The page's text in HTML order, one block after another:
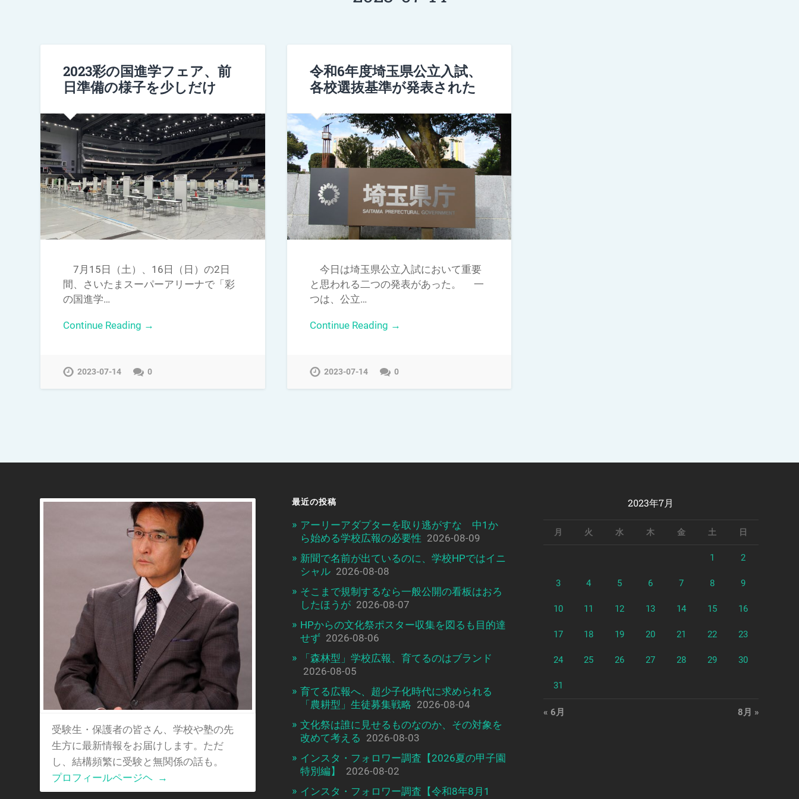
2023彩の国進学フェア、前
日準備の様子を少しだけ
7月15日（土）、16日（日）の2日
間、さいたまスーパーアリーナで「彩
の国進学…
Continue Reading →
2023-07-14 0
令和6年度埼玉県公立入試、
各校選抜基準が発表された
今日は埼玉県公立入試において重要
と思われる二つの発表があった。 一
つは、公立…
Continue Reading →
2023-07-14 0
受験生・保護者の皆さん、学校や塾の先
生方に最新情報をお届けします。ただ
し、結構頻繁に受験と無関係の話も。
プロフィールページヘ →
最近の投稿
アーリーアダプターを取り逃がすな 中1か
ら始める学校広報の必要性 2026-08-09
新聞で名前が出ているのに、学校HPではイニ
シャル 2026-08-08
そこまで規制するなら一般公開の看板はおろ
したほうが 2026-08-07
HPからの文化祭ポスター収集を図るも目的達
せず 2026-08-06
「森林型」学校広報、育てるのはブランド
2026-08-05
育てる広報へ、超少子化時代に求められる
「農耕型」生徒募集戦略 2026-08-04
文化祭は誰に見せるものなのか、その対象を
改めて考える 2026-08-03
インスタ・フォロワー調査【2026夏の甲子園
特別編】
2026-08-02
インスタ・フォロワー調査【令和8年8月1
2023年7月
月 火 水 木 金 土 日
1 2
3 4 5 6 7 8 9
10 11 12 13 14 15 16
17 18 19 20 21 22 23
24 25 26 27 28 29 30
31
« 6月 8月 »